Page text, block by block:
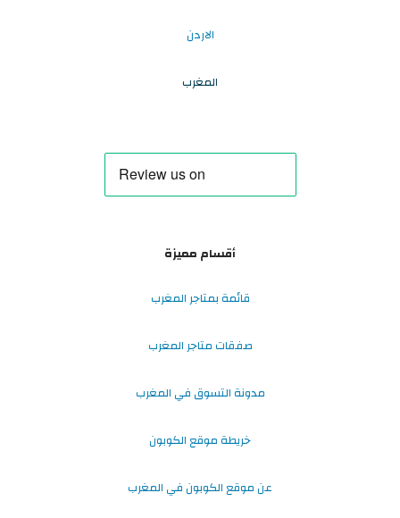
الاردن
المغرب
أقسام مميزة
قائمة بمتاجر المغرب
صفقات متاجر المغرب
مدونة التسوق في المغرب
خريطة موقع الكوبون
عن موقع الكوبون في المغرب